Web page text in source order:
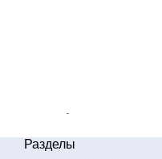
Разделы